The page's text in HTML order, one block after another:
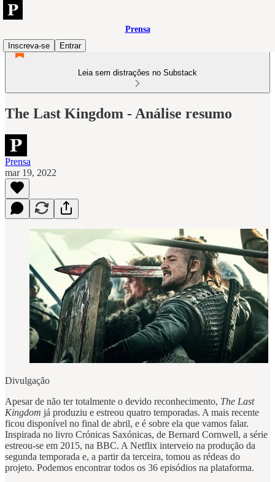
Prensa
Inscreva-se
Entrar
Leia sem distrações no Substack
The Last Kingdom - Análise resumo
Prensa
mar 19, 2022
Divulgação
Apesar de não ter totalmente o devido reconhecimento, The Last
Kingdom já produziu e estreou quatro temporadas. A mais recente
ficou disponível no final de abril, e é sobre ela que vamos falar.
Inspirada no livro Crónicas Saxónicas, de Bernard Cornwell, a série
estreou-se em 2015, na BBC. A Netflix interveio na produção da
segunda temporada e, a partir da terceira, tomou as rédeas do
projeto. Podemos encontrar todos os 36 episódios na plataforma.